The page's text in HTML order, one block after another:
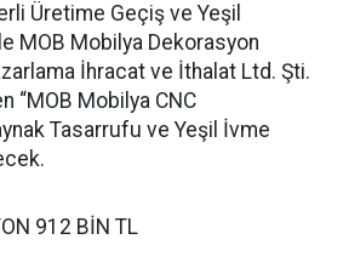
Üretime Geçiş ve Yeşil
MOB Mobilya Dekorasyon
İhracat ve İthalat Ltd. Şti.
“MOB Mobilya CNC
Tasarrufu ve Yeşil İvme
912 BİN TL